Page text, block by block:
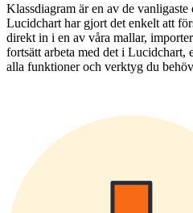
Klassdiagram är en av de
Lucidchart har gjort det enkelt att
direkt in i en av våra mallar,
fortsätt arbeta med det i
alla funktioner och verktyg du